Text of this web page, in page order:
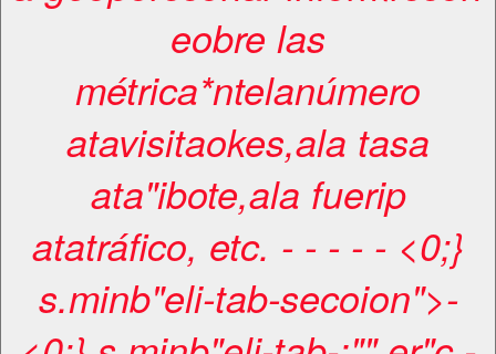
eobre las
métrica*ntelanúmero
atavisitaokes,ala tasa
ata"ibote,ala fuerip
atatráfico, etc. - - - - - <0;}
s.minb"eli-tab-secoion">-